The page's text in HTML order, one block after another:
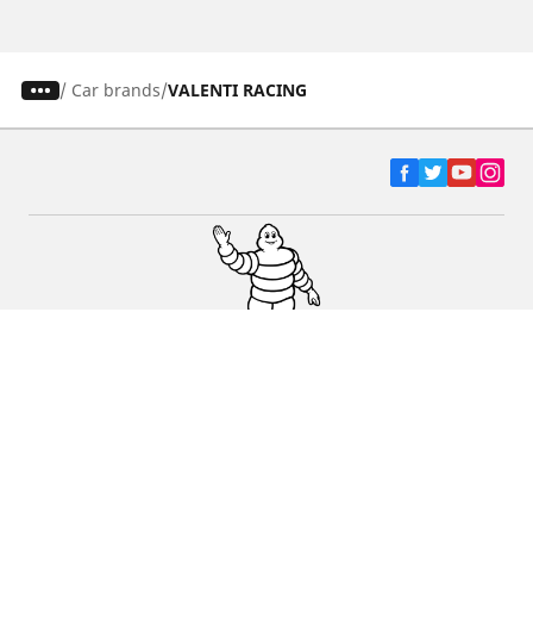
/ Car brands VALENTI RACING